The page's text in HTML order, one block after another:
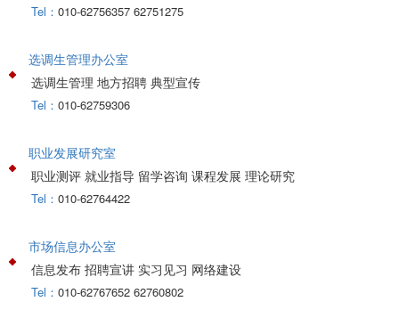
Tel： 010-62756357 62751275
选调生管理办公室
选调生管理 地方招聘 典型宣传
Tel： 010-62759306
职业发展研究室
职业测评 就业指导 留学咨询 课程发展 理论研究
Tel： 010-62764422
市场信息办公室
信息发布 招聘宣讲 实习见习 网络建设
Tel： 010-62767652 62760802